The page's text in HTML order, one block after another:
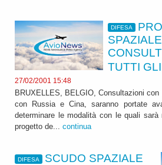
DIFESA
TUTTI
27/02/2001 15:48
BRUXELLES, BELGIO, Consultazioni
con Russia e Cina, saranno portate
determinare le modalità con le quali
progetto de... continua
DIFESA
SCUDO SPAZIALE